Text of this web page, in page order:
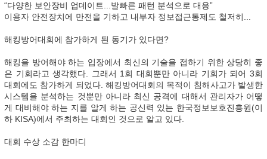
“다양한 보안장비 업데이트...발빠른 패턴 분석으로 대응”
이용자 안전장치에 만전을 기하고 내부자 정보접근통제도 철저히...
해킹방어대회에 참가하게 된 동기가 있다면?
해킹을 방어해야 하는 입장에서 최신의 기술을 접하기 위한 상당히 좋
은 기회라고 생각했다. 그래서 1회 대회뿐만 아니라 기회가 되어 3회
대회에도 참가하게 되었다. 해킹방어대회의 목적이 침해사고가 발생한
시스템을 분석하는 것뿐만 아니라 최신 공격에 대해서 관리자가 어떻
게 대비해야 하는 지를 알게 하는 공신력 있는 한국정보보호진흥원(이
하 KISA)에서 주최하는 대회인 것으로 알고 있다.
대회 수상 소감 한마디